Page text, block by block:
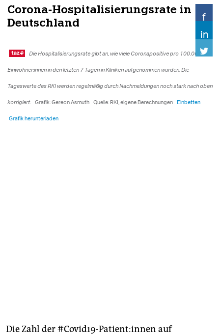
Die Zahl der #Covid19-Patient:innen auf